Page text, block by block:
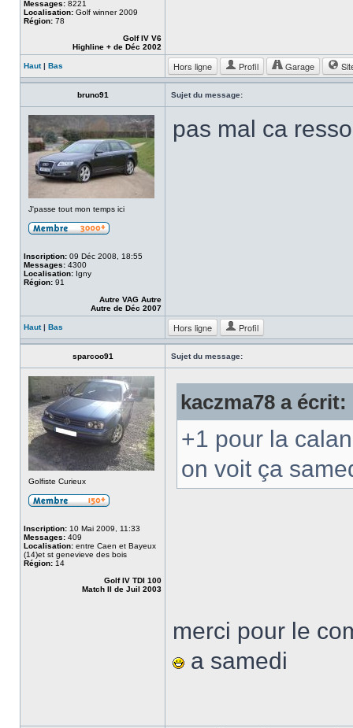
Messages: 8221
Localisation: Golf winner 2009
Région: 78
Golf IV V6
Highline + de Déc 2002
Haut| Bas Hors ligne Profil Garage
bruno91 Sujet du message:
J'passe tout mon temps ici
Inscription: 09 Déc 2008, 18:55
Messages: 4300
Localisation: Igny
Région: 91
Autre VAG Autre
Autre de Déc 2007
pas mal ca
Haut| Bas Hors ligne Profil
sparcoo91 Sujet du message:
Golfiste Curieux
Inscription: 10 Mai 2009, 11:33
Messages: 409
Localisation: entre Caen et Bayeux
(14)et st genevieve des bois
Région: 14
Golf IV TDI 100
Match II de Juil 2003
kaczma78 a écrit:
+1 pour la
on voit ça
merci pour le
a samedi